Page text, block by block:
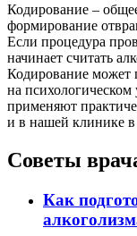
Кодирование –
формирование
Если процедура
начинает считать
Кодирование может
на
применяют
и в нашей клинике
Советы
Как